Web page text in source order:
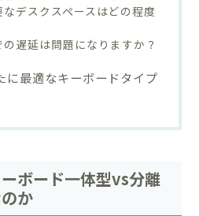
デスクスペースはどの程度
遅延は問題になりますか？
に最適なキーボードタイプ
ボード一体型vs分離
か